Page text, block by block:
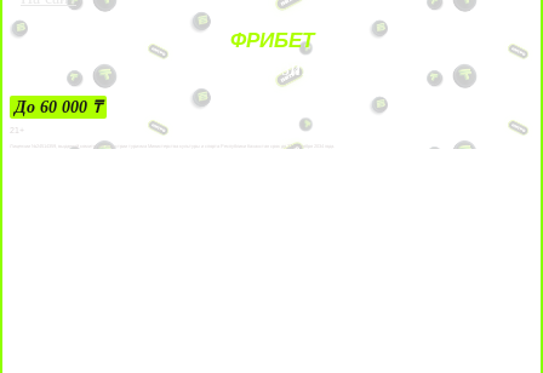
ФРИБЕТ
ЗА ДЕПОЗИТЫ
До 60 000 ₸
21+
Лицензии №24514359, выданной комитетом индустрии туризма Министерства культуры и спорта Республики Казахстан срок до 27 сентября 2034 года.